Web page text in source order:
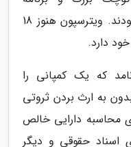
صبحگاهی از جمله این پروژه ها بودند. ویترسپون هنوز 18
دارد.
که یک کمپانی را
به ارث بردن ثروتی
محاسبه دارایی خالص
اسناد حقوقی و دیگر